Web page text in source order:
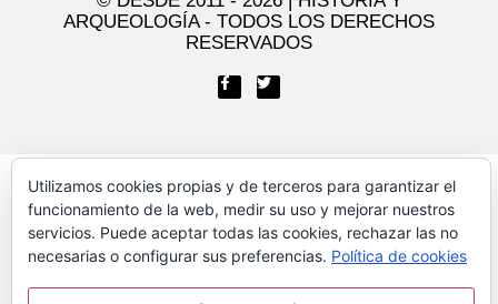
ARQUEOLOGÍA - TODOS LOS DERECHOS
RESERVADOS​
Utilizamos cookies propias y de terceros para garantizar el
funcionamiento de la web, medir su uso y mejorar nuestros
servicios. Puede aceptar todas las cookies, rechazar las no
necesarias o configurar sus preferencias. Política de cookies